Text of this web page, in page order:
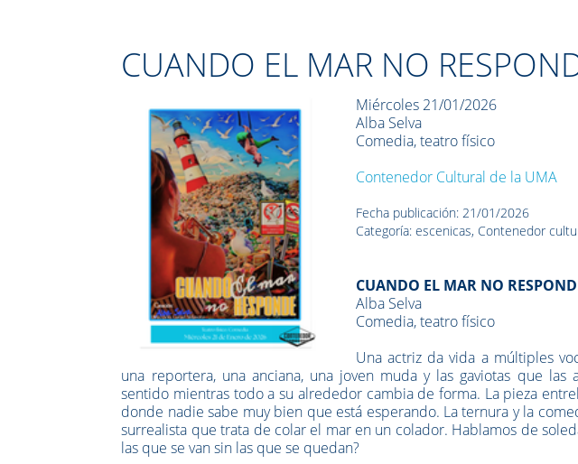
CUANDO EL MAR NO
Miércoles 21/01/2026
Alba Selva
Comedia, teatro físico
Contenedor Cultural de la UMA
Fecha publicación: 21/01/2026
Categoría: escenicas, Contenedor
CUANDO EL MAR NO
Alba Selva
Comedia, teatro físico
Una actriz da vida a múltiples
una reportera, una anciana, una joven muda y las gaviotas que las
sentido mientras todo a su alrededor cambia de forma. La pieza
donde nadie sabe muy bien que está esperando. La ternura y la
surrealista que trata de colar el mar en un colador. Hablamos de
las que se van sin las que se quedan?